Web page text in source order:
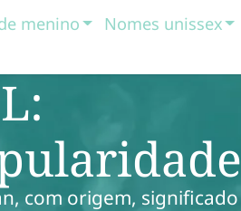
menino Nomes unissex
com origem, significado